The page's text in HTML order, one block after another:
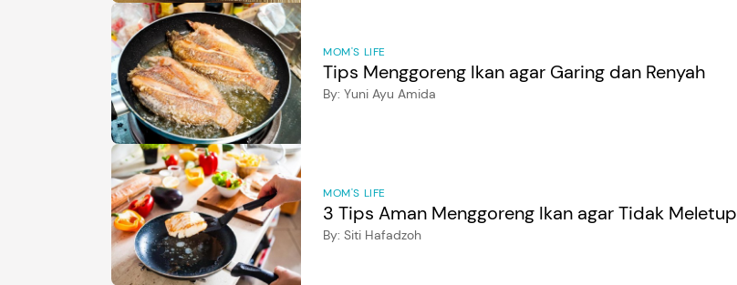
MOM'S LIFE
Tips Menggoreng Ikan agar Garing dan Renyah
By: Yuni Ayu Amida
MOM'S LIFE
3 Tips Aman Menggoreng Ikan agar Tidak Meletup
By: Siti Hafadzoh